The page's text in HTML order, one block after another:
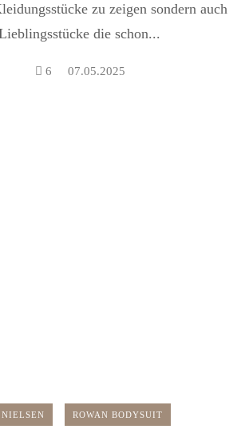
zu zeigen sondern auch
die schon...
6 07.05.2025
ROWAN BODYSUIT